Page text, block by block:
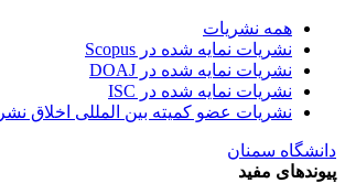
همه نشریات
نشریات نمایه شده در Scopus
نشریات نمایه شده در DOAJ
نشریات نمایه شده در ISC
نشریات عضو کمیته بین المللی اخلاق نشر COPE
دانشگاه سمنان
پیوندهای مفید